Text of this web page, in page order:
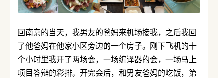
回南京的当天，我男友的爸妈来机场接我，之后我回
了他爸妈在他家小区旁边的一个房子。刚下飞机的十
个小时里我开了两场会，一场编译器的会，一场马上
项目答辩的彩排。开完会后，和男友爸妈的吃饭，第